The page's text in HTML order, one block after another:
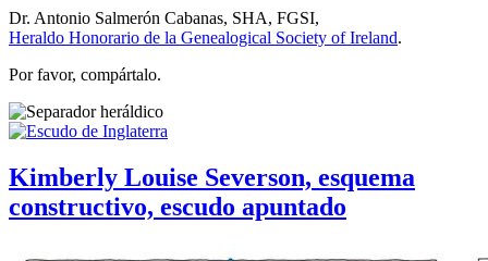
Dr. Antonio Salmerón Cabanas, SHA, FGSI,
Heraldo Honorario de la Genealogical Society of Ireland.
Por favor, compártalo.
Kimberly Louise Severson, esquema
constructivo, escudo apuntado